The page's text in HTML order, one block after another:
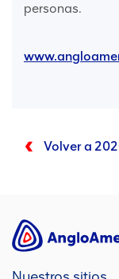
personas.
Volver a